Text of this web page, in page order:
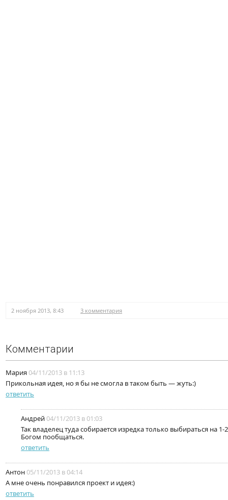
2 ноября 2013, 8:43 3 комментария
Комментарии
Мария 04/11/2013 в 11:13
Прикольная идея, но я бы не смогла в таком быть — жуть:)
ответить
Андрей 04/11/2013 в 01:03
Так владелец туда собирается изредка только выбираться на
Богом пообщаться.
ответить
Антон 05/11/2013 в 04:14
А мне очень понравился проект и идея:)
ответить